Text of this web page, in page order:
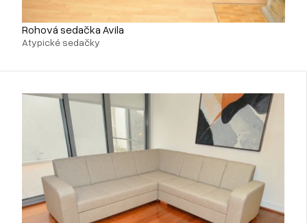
Rohová sedačka Avila
Atypické sedačky